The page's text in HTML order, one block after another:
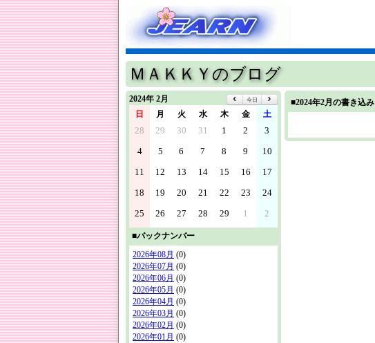
ＭＡＫＫＹのブログ
2024年 2月 今日
日 月 火 水 木 金 土
28 29 30 31 1 2
3
4
5 6 7 8 9
10
11
12 13 14 15 16
17
18
19 20 21 22 23
24
25
26 27 28 29 1 2
■バックナンバー
2026年08月 (0)
2026年07月 (0)
2026年06月 (0)
2026年05月 (0)
2026年04月 (0)
2026年03月 (0)
2026年02月 (0)
2026年01月 (0)
■2024年2月の書き込み